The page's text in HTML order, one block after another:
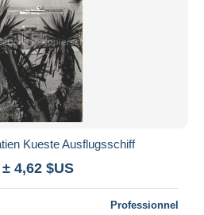
Kueste Ausflugsschiff
± 4,62 $US
Professionnel